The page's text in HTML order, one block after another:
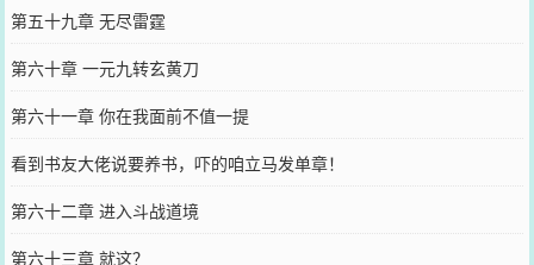
第五十九章 无尽雷霆
第六十章 一元九转玄黄刀
第六十一章 你在我面前不值一提
看到书友大佬说要养书，吓的咱立马发单章！
第六十二章 进入斗战道境
第六十三章 就这？